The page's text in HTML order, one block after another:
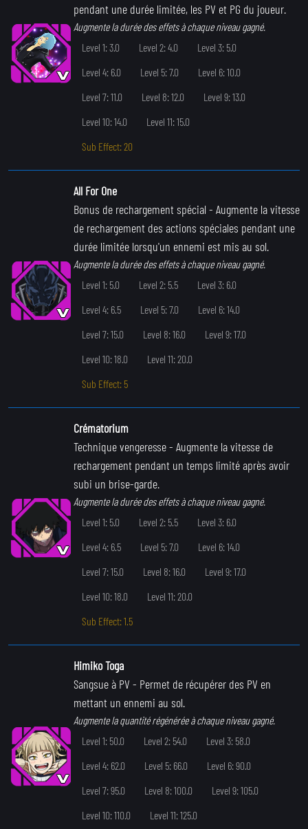
pendant une durée limitée, les PV et PG du joueur.
Augmente la durée des effets à chaque niveau gagné.
Level 1: 3.0
Level 2: 4.0
Level 3: 5.0
Level 4: 6.0
Level 5: 7.0
Level 6: 10.0
Level 7: 11.0
Level 8: 12.0
Level 9: 13.0
Level 10: 14.0
Level 11: 15.0
Sub Effect: 20
All For One
Bonus de rechargement spécial - Augmente la vitesse
de rechargement des actions spéciales pendant une
durée limitée lorsqu'un ennemi est mis au sol.
Augmente la durée des effets à chaque niveau gagné.
Level 1: 5.0
Level 2: 5.5
Level 3: 6.0
Level 4: 6.5
Level 5: 7.0
Level 6: 14.0
Level 7: 15.0
Level 8: 16.0
Level 9: 17.0
Level 10: 18.0
Level 11: 20.0
Sub Effect: 5
Crématorium
Technique vengeresse- Augmente la vitesse de
rechargement pendant un temps limité après avoir
subi un brise-garde.
Augmente la durée des effets à chaque niveau gagné.
Level 1: 5.0
Level 2: 5.5
Level 3: 6.0
Level 4: 6.5
Level 5: 7.0
Level 6: 14.0
Level 7: 15.0
Level 8: 16.0
Level 9: 17.0
Level 10: 18.0
Level 11: 20.0
Sub Effect: 1.5
Himiko Toga
Sangsue à PV - Permet de récupérer des PV en
mettant un ennemi au sol.
Augmente la quantité régénérée à chaque niveau gagné.
Level 1: 50.0
Level 2: 54.0
Level 3: 58.0
Level 4: 62.0
Level 5: 66.0
Level 6: 90.0
Level 7: 95.0
Level 8: 100.0
Level 9: 105.0
Level 10: 110.0
Level 11: 125.0